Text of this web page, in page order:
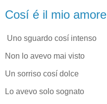
Cosí é il mio amore
Uno sguardo cosí intenso
Non lo avevo mai visto
Un sorriso cosí dolce
Lo avevo solo sognato